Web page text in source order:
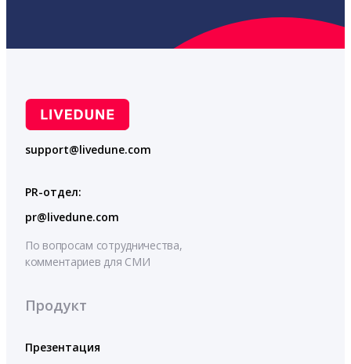
support@livedune.com
PR-отдел:
pr@livedune.com
По вопросам сотрудничества,
комментариев для СМИ
Продукт
Презентация